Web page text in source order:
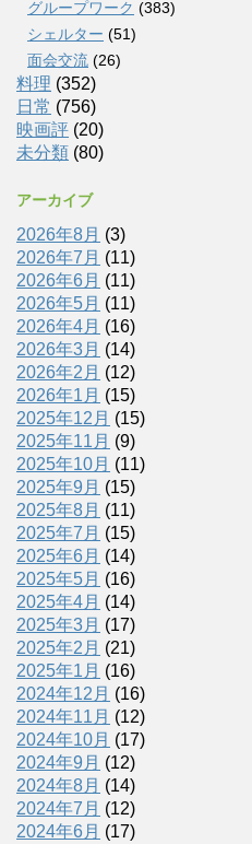
グループワーク (383)
シェルター (51)
面会交流 (26)
料理 (352)
日常 (756)
映画評 (20)
未分類 (80)
アーカイブ
2026年8月 (3)
2026年7月 (11)
2026年6月 (11)
2026年5月 (11)
2026年4月 (16)
2026年3月 (14)
2026年2月 (12)
2026年1月 (15)
2025年12月 (15)
2025年11月 (9)
2025年10月 (11)
2025年9月 (15)
2025年8月 (11)
2025年7月 (15)
2025年6月 (14)
2025年5月 (16)
2025年4月 (14)
2025年3月 (17)
2025年2月 (21)
2025年1月 (16)
2024年12月 (16)
2024年11月 (12)
2024年10月 (17)
2024年9月 (12)
2024年8月 (14)
2024年7月 (12)
2024年6月 (17)